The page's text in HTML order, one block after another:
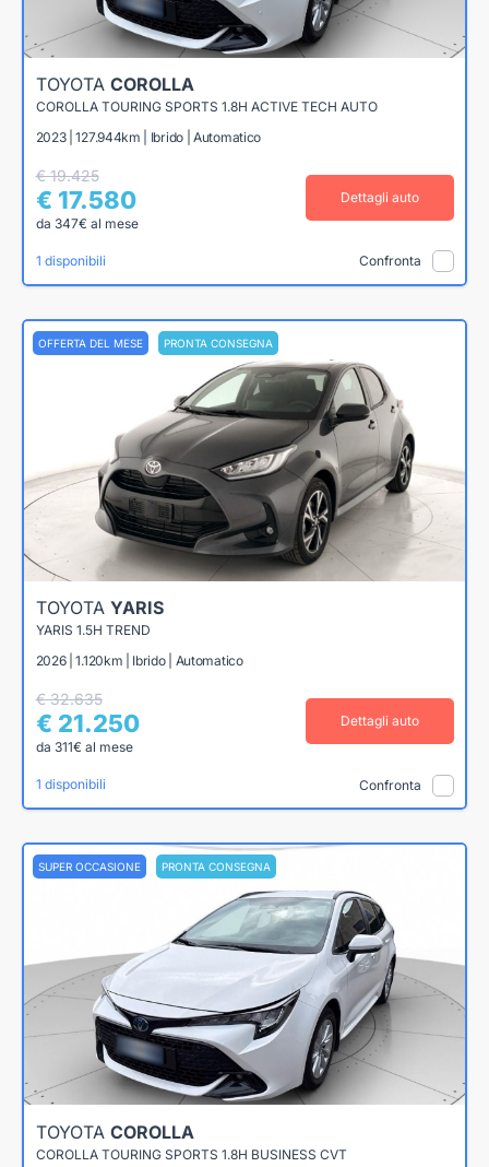
TOYOTA COROLLA
COROLLA TOURING SPORTS 1.8H ACTIVE TECH AUTO
2023 | 127.944km | Ibrido | Automatico
€ 19.425
€ 17.580
da 347€ al mese
Dettagli auto
1 disponibili Confronta
OFFERTA DEL MESE PRONTA CONSEGNA
TOYOTA YARIS
YARIS 1.5H TREND
2026 | 1.120km | Ibrido | Automatico
€ 32.635
€ 21.250
da 311€ al mese
Dettagli auto
1 disponibili Confronta
SUPER OCCASIONE PRONTA CONSEGNA
TOYOTA COROLLA
COROLLA TOURING SPORTS 1.8H BUSINESS CVT